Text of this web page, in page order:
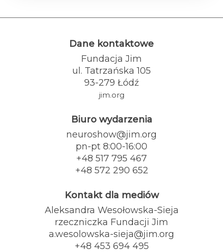
się doświadczeniem, opowiemy o naszych
rozwój komunikacji oraz edukację osób w spektrum
Dane kontaktowe
Fundacja Jim
ul. Tatrzańska 105
93-279 Łódź
jim.org
Biuro wydarzenia
neuroshow@jim.org
pn-pt 8:00-16:00
+48 517 795 467
+48 572 290 652
Kontakt dla mediów
Aleksandra Wesołowska-Sieja
rzeczniczka Fundacji Jim
a.wesolowska-sieja@jim.org
+48 453 694 495